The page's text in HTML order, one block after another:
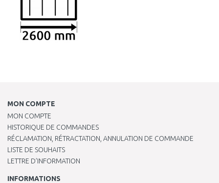
MON COMPTE
MON COMPTE
HISTORIQUE DE COMMANDES
RÉCLAMATION, RÉTRACTATION, ANNULATION DE COMMANDE
LISTE DE SOUHAITS
LETTRE D’INFORMATION
INFORMATIONS